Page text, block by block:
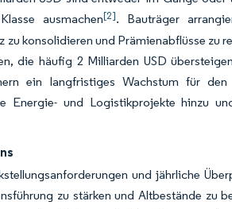
ausmachen[2]. Bauträger
konsolidieren und Prämienabflüsse zu
die häufig 2 Milliarden USD
ein langfristiges Wachstum für den
Energie- und Logistikprojekte hinzu
und jährliche
zu stärken und Altbestände zu